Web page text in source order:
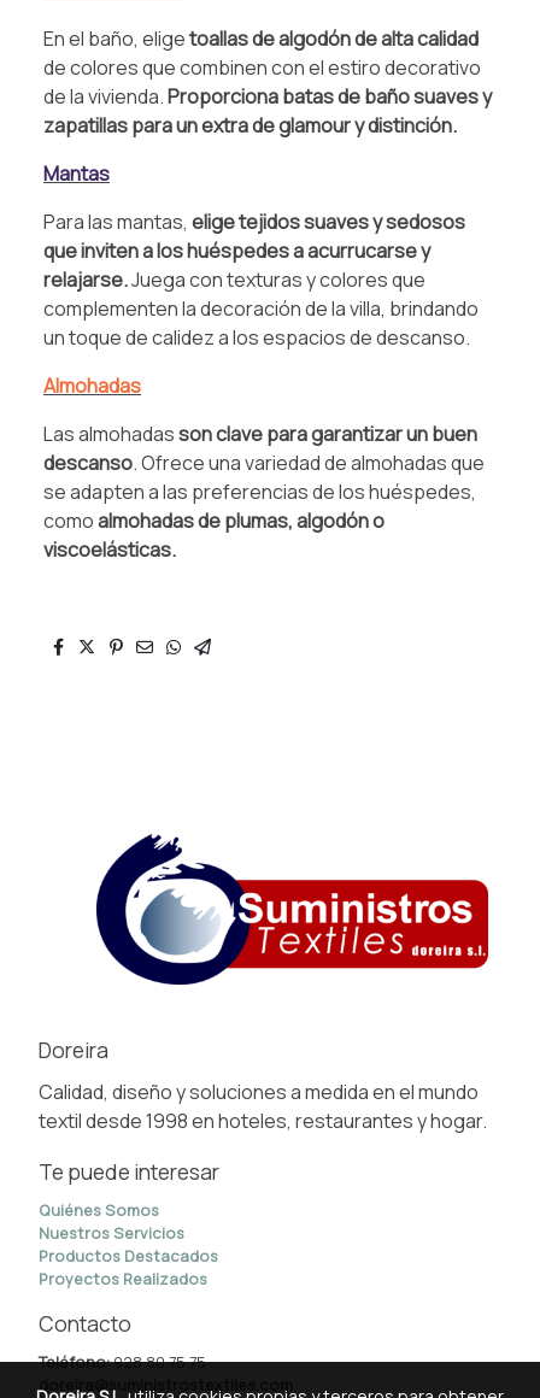
En el baño, eligetoallas de algodón de alta calidad
de colores que combinen con el estiro decorativo
de la vivienda.Proporciona batas de baño suaves y
zapatillas para un extra de glamour y distinción.
Mantas
Para las mantas, elige tejidos suaves y sedosos
que inviten a los huéspedes a acurrucarse y
relajarse.Juega con texturas y colores que
complementen la decoración de la villa, brindando
un toque de calidez a los espacios de descanso.
Almohadas
Las almohadasson clave para garantizar un buen
descanso. Ofrece una variedad de almohadas que
se adapten a las preferencias de los huéspedes,
comoalmohadas de plumas, algodón o
viscoelásticas.
Doreira
Calidad, diseño y soluciones a medida en el mundo
textil desde 1998 en hoteles, restaurantes y hogar.
Te puede interesar
Quiénes Somos
Nuestros Servicios
Productos Destacados
Proyectos Realizados
Contacto
Teléfono:928 80 75 75